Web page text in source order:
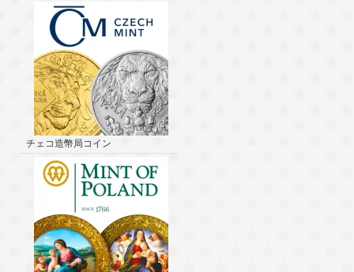
チェコ造幣局コイン